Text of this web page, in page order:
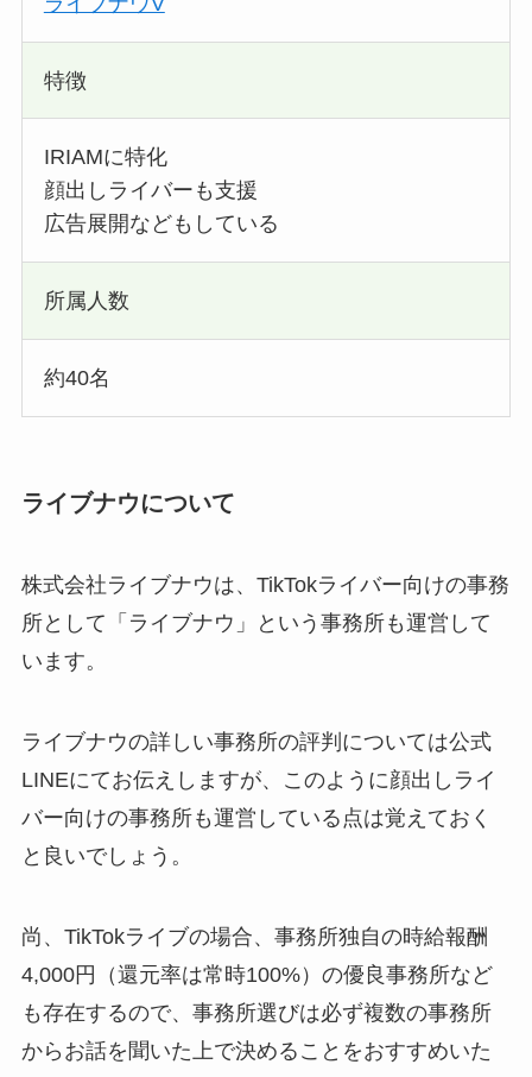
特徴
IRIAMに特化
顔出しライバーも支援
広告展開などもしている
所属人数
約40名
ライブナウについて
株式会社ライブナウは、TikTokライバー向けの事務
所として「ライブナウ」という事務所も運営して
います。
ライブナウの詳しい事務所の評判については公式
LINEにてお伝えしますが、このように顔出しライ
バー向けの事務所も運営している点は覚えておく
と良いでしょう。
尚、TikTokライブの場合、事務所独自の時給報酬
4,000円（還元率は常時100%）の優良事務所など
も存在するので、事務所選びは必ず複数の事務所
からお話を聞いた上で決めることをおすすめいた